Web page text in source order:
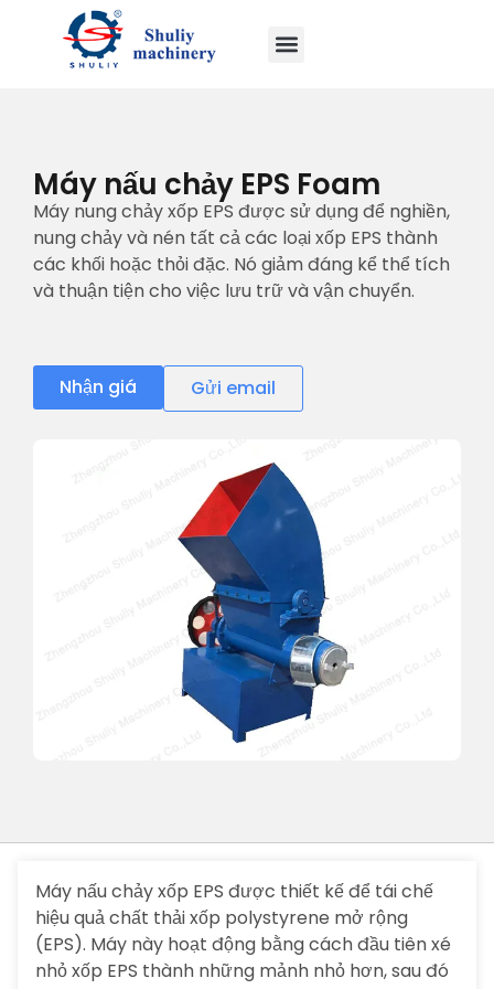
Máy nấu chảy EPS Foam
Máy nung chảy xốp EPS được sử dụng để nghiền,
nung chảy và nén tất cả các loại xốp EPS thành
các khối hoặc thỏi đặc. Nó giảm đáng kể thể tích
và thuận tiện cho việc lưu trữ và vận chuyển.
Nhận giá Gửi email
Máy nấu chảy xốp EPS được thiết kế để tái chế
hiệu quả chất thải xốp polystyrene mở rộng
(EPS). Máy này hoạt động bằng cách đầu tiên xé
nhỏ xốp EPS thành những mảnh nhỏ hơn, sau đó